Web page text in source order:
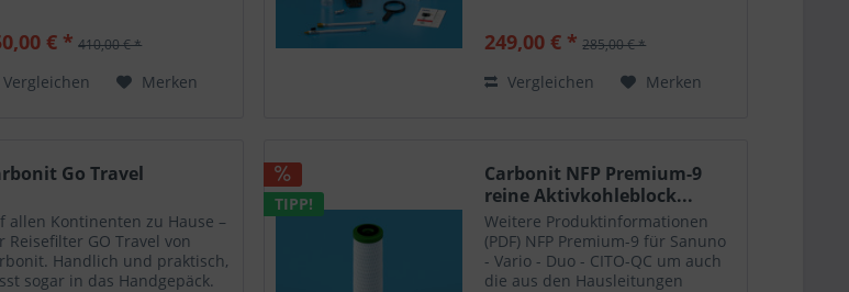
Edelstahl-
Dichtungen....
€ * 410,00 € *
Vergleichen Merken
Flexschläuche, Wandhalterung
Einbau zwischen...
249,00 € * 285,00 € *
Vergleichen Merken
Go Travel
allen Kontinenten zu Hause –
Reisefilter GO Travel von
Handlich und praktisch,
sogar in das Handgepäck.
TIPP!
Carbonit NFP Premium-9
reine Aktivkohleblock...
Weitere Produktinformationen
(PDF) NFP Premium-9 für Sanuno
- Vario - Duo - CITO-QC um auch
die aus den Hausleitungen